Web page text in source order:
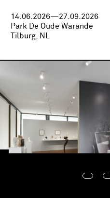
14.06.2026—27.09.2026
Park De Oude Warande
Tilburg, NL